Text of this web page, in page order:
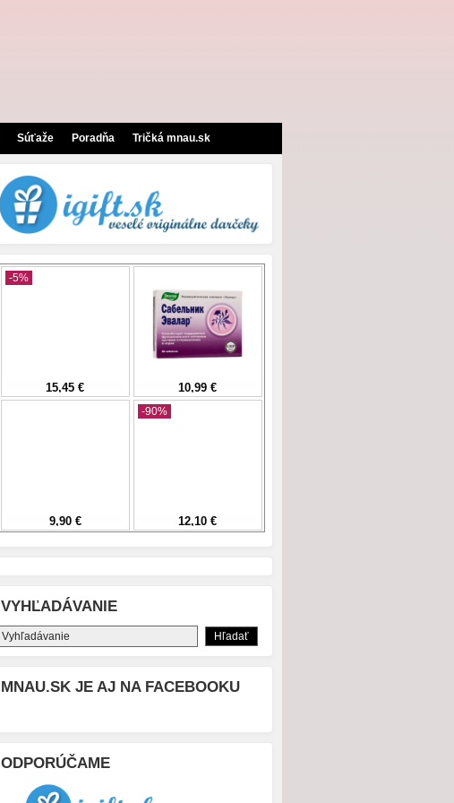
Súťaže Poradňa Tričká mnau.sk
VYHĽADÁVANIE
MNAU.SK JE AJ NA FACEBOOKU
ODPORÚČAME